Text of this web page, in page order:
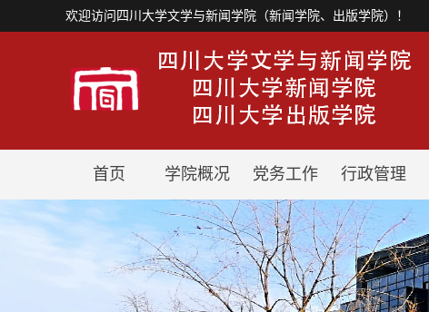
欢迎访问四川大学文学与新闻学院（新闻学院、出版学院）！
首页 学院概况 党务工作 行政管理